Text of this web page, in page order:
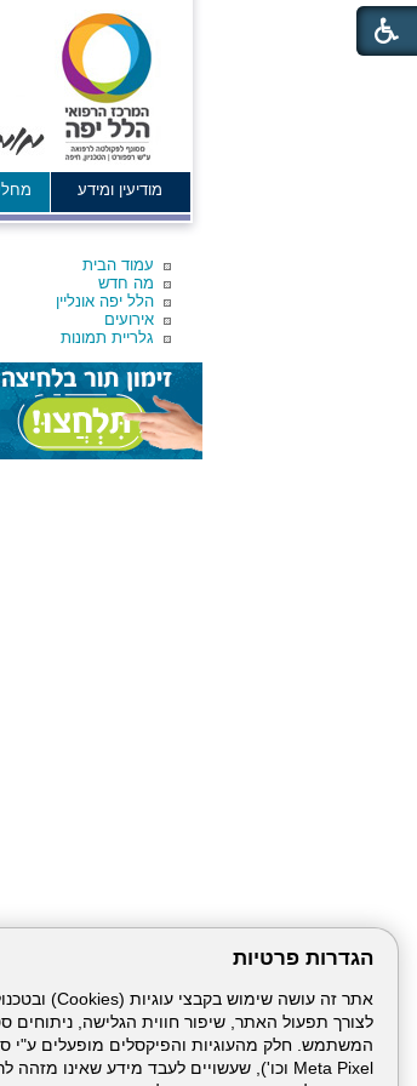
הגדרות פרטיות
לצורך תפעול האתר, שיפור חווית הגלישה,
מודיעין ומידע
עמוד הבית
מה חדש
הלל יפה אונליין
אירועים
גלריית תמונות